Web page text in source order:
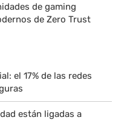
de gaming
de Zero Trust
el 17% de las redes
están ligadas a